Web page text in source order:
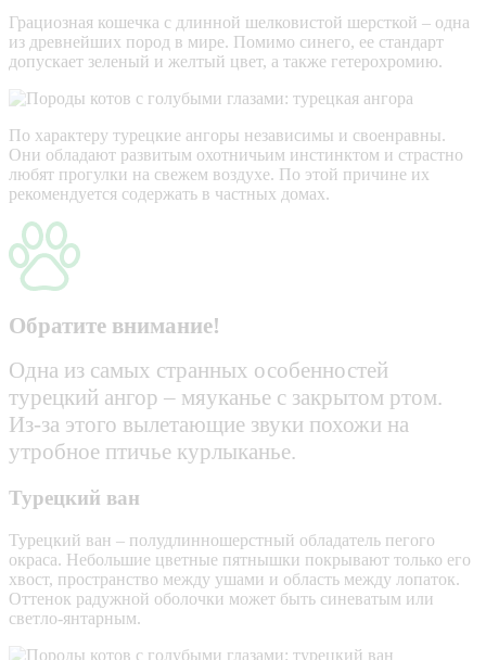
Грациозная кошечка с длинной шелковистой шерсткой – одна
из древнейших пород в мире. Помимо синего, ее стандарт
допускает зеленый и желтый цвет, а также гетерохромию.
По характеру турецкие ангоры независимы и своенравны.
Они обладают развитым охотничьим инстинктом и страстно
любят прогулки на свежем воздухе. По этой причине их
рекомендуется содержать в частных домах.
Обратите внимание!
Одна из самых странных особенностей
турецкий ангор – мяуканье с закрытом ртом.
Из-за этого вылетающие звуки похожи на
утробное птичье курлыканье.
Турецкий ван
Турецкий ван – полудлинношерстный обладатель пегого
окраса. Небольшие цветные пятнышки покрывают только его
хвост, пространство между ушами и область между лопаток.
Оттенок радужной оболочки может быть синеватым или
светло-янтарным.